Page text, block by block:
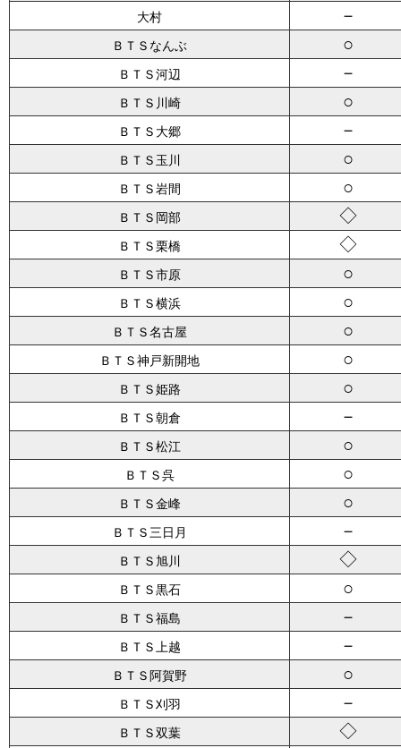
大村 －
ＢＴＳなんぶ ○
ＢＴＳ河辺 －
ＢＴＳ川崎 ○
ＢＴＳ大郷 －
ＢＴＳ玉川 ○
ＢＴＳ岩間 ○
ＢＴＳ岡部 ◇
ＢＴＳ栗橋 ◇
ＢＴＳ市原 ○
ＢＴＳ横浜 ○
ＢＴＳ名古屋 ○
ＢＴＳ神戸新開地 ○
ＢＴＳ姫路 ○
ＢＴＳ朝倉 －
ＢＴＳ松江 ○
ＢＴＳ呉 ○
ＢＴＳ金峰 ○
ＢＴＳ三日月 －
ＢＴＳ旭川 ◇
ＢＴＳ黒石 ○
ＢＴＳ福島 －
ＢＴＳ上越 －
ＢＴＳ阿賀野 ○
ＢＴＳ刈羽 －
ＢＴＳ双葉 ◇